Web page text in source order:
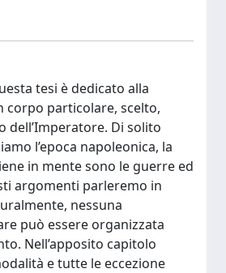
tesi è dedicato alla
corpo particolare, scelto,
dell’Imperatore. Di solito
l’epoca napoleonica, la
in mente sono le guerre ed
argomenti parleremo in
nessuna
può essere organizzata
Nell’apposito capitolo
e tutte le eccezione